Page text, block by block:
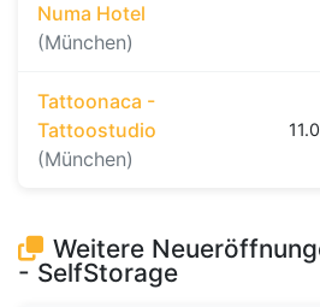
Numa Hotel
(München)
Tattoonaca -
Tattoostudio
(München)
Weitere
- SelfStorage